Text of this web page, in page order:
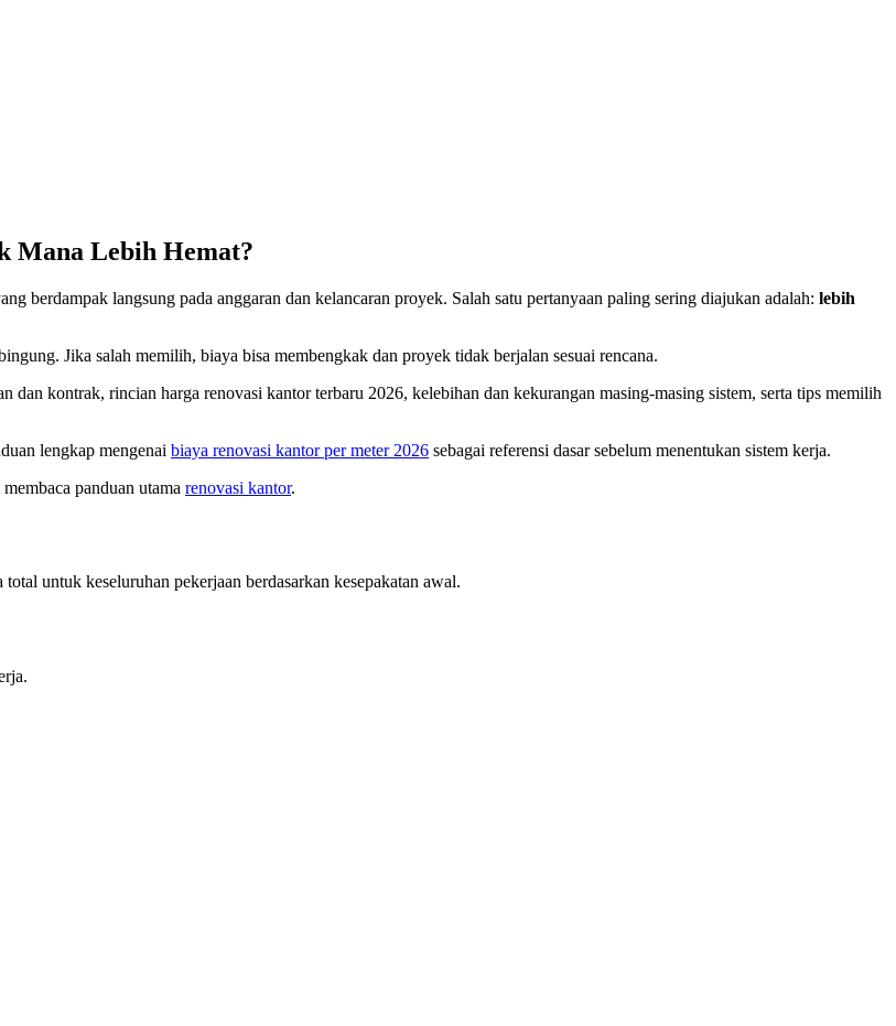
Mana Lebih Hemat?
berdampak langsung pada anggaran dan kelancaran proyek. Salah satu pertanyaan paling sering diajukan adalah: lebih
Jika salah memilih, biaya bisa membengkak dan proyek tidak berjalan sesuai rencana.
dan kontrak, rincian harga renovasi kantor terbaru 2026, kelebihan dan kekurangan masing-masing sistem, serta tips memilih
lengkap mengenai biaya renovasi kantor per meter 2026 sebagai referensi dasar sebelum menentukan sistem kerja.
panduan utama renovasi kantor.
untuk keseluruhan pekerjaan berdasarkan kesepakatan awal.